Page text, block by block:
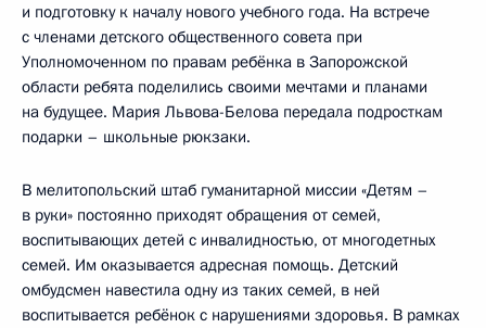
и подготовку к началу нового учебного года. На встрече
с членами детского общественного совета при
Уполномоченном по правам ребёнка в Запорожской
области ребята поделились своими мечтами и планами
на будущее. Мария Львова-Белова передала подросткам
подарки – школьные рюкзаки.
В мелитопольский штаб гуманитарной миссии «Детям –
в руки» постоянно приходят обращения от семей,
воспитывающих детей с инвалидностью, от многодетных
семей. Им оказывается адресная помощь. Детский
омбудсмен навестила одну из таких семей, в ней
воспитывается ребёнок с нарушениями здоровья. В рамках